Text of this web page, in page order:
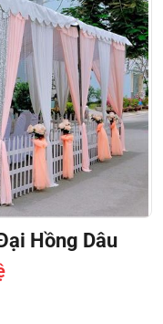
Hồng Dâu